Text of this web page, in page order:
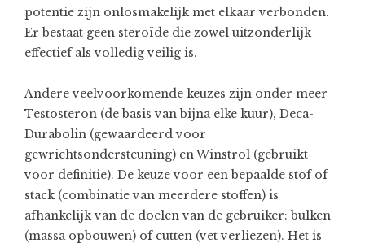
potentie zijn onlosmakelijk met elkaar verbonden.
Er bestaat geen steroïde die zowel uitzonderlijk
effectief als volledig veilig is.
Andere veelvoorkomende keuzes zijn onder meer
Testosteron (de basis van bijna elke kuur), Deca-
Durabolin (gewaardeerd voor
gewrichtsondersteuning) en Winstrol (gebruikt
voor definitie). De keuze voor een bepaalde stof of
stack (combinatie van meerdere stoffen) is
afhankelijk van de doelen van de gebruiker: bulken
(massa opbouwen) of cutten (vet verliezen). Het is